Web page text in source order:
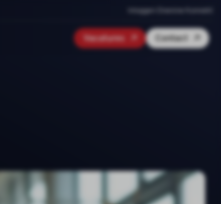
Inloggen Onenine Konnekt
Vacatures Contact